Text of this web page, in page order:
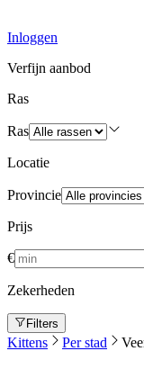
Inloggen
Verfijn aanbod
Ras
Ras
Locatie
Provincie
Prijs
€
Zekerheden
Filters
Kittens Per stad